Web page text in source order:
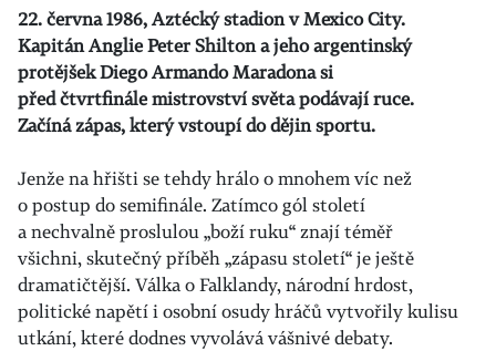
22. června 1986, Aztécký stadion v Mexico City.
Kapitán Anglie Peter Shilton a jeho argentinský
protějšek Diego Armando Maradona si
před čtvrtfinále mistrovství světa podávají ruce.
Začíná zápas, který vstoupí do dějin sportu.
Jenže na hřišti se tehdy hrálo o mnohem víc než
o postup do semifinále. Zatímco gól století
a nechvalně proslulou „boží ruku“ znají téměř
všichni, skutečný příběh „zápasu století“ je ještě
dramatičtější. Válka o Falklandy, národní hrdost,
politické napětí i osobní osudy hráčů vytvořily kulisu
utkání, které dodnes vyvolává vášnivé debaty.